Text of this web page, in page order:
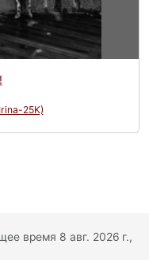
25K)
время 8 авг. 2026 г.,